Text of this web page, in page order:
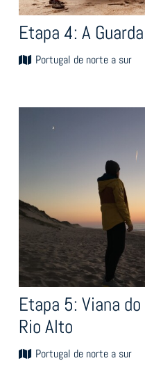
Etapa 4: A
Portugal de norte a sur
Etapa 5: Viana
Rio Alto
Portugal de norte a sur